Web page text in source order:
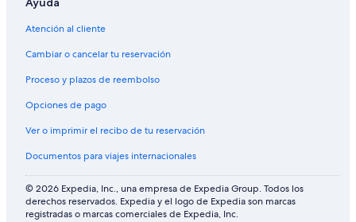
Atención al cliente
Cambiar o cancelar tu reservación
Proceso y plazos de reembolso
Opciones de pago
Ver o imprimir el recibo de tu reservación
Documentos para viajes internacionales
© 2026 Expedia, Inc., una empresa de Expedia Group. Todos los
derechos reservados. Expedia y el logo de Expedia son marcas
registradas o marcas comerciales de Expedia, Inc.